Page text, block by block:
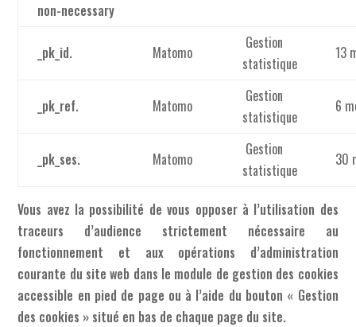
non-necessary
_pk_id. Matomo
Gestion
statistique
13
_pk_ref. Matomo
Gestion
statistique
6
_pk_ses. Matomo
Gestion
statistique
30
Vous avez la possibilité de vous opposer à l’utilisation des
traceurs d’audience strictement nécessaire au
fonctionnement et aux opérations d’administration
courante du site web dans le module de gestion des cookies
accessible en pied de page ou à l’aide du bouton « Gestion
des cookies » situé en bas de chaque page du site.